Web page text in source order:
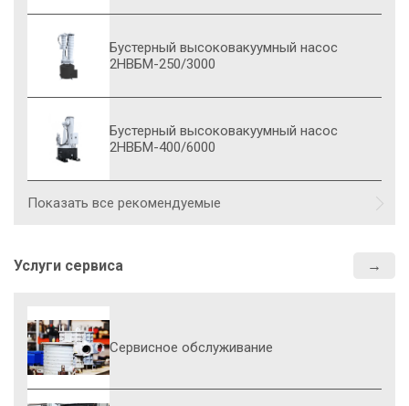
Бустерный высоковакуумный насос
2НВБМ-250/3000
Бустерный высоковакуумный насос
2НВБМ-400/6000
Показать все рекомендуемые
Услуги сервиса
Сервисное обслуживание